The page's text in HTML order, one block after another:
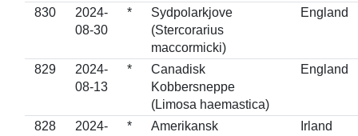
830
2024-
08-30
*
Sydpolarkjove
(Stercorarius
maccormicki)
England
829
2024-
08-13
*
Canadisk
Kobbersneppe
(Limosa haemastica)
England
828
2024-
*
Amerikansk
Irland